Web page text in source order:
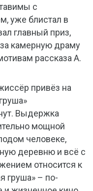
с
уже блистал в
главный приз,
камерную драму
рассказа А.
привёз на
Выдержка
мощной
человеке,
деревню и всё с
относится к
груша» – по-